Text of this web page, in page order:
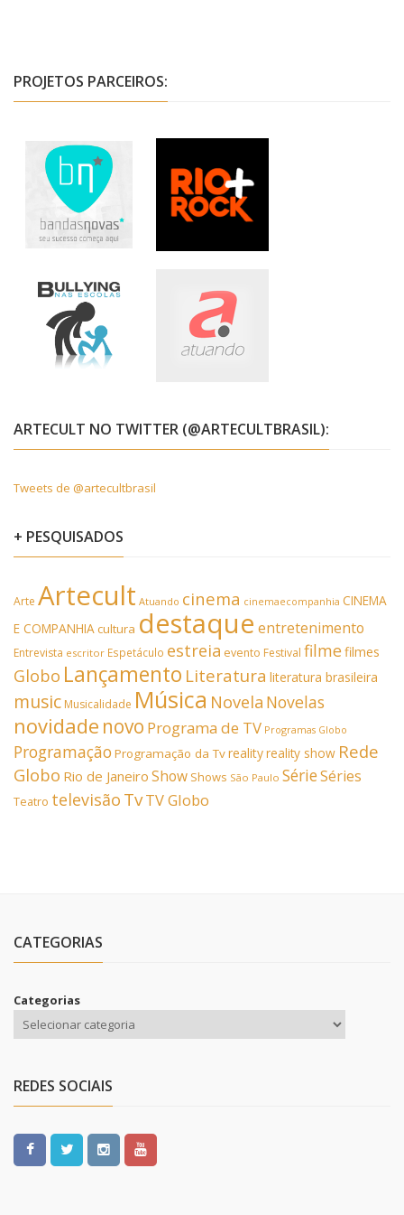
PROJETOS PARCEIROS:
ARTECULT NO TWITTER (@ARTECULTBRASIL):
Tweets de @artecultbrasil
+ PESQUISADOS
Arte Artecult Atuando cinema cinemaecompanhia CINEMA
E COMPANHIAcultura destaque entretenimento
Entrevista escritor Espetáculo estreia evento Festival filmefilmes
Globo Lançamento Literatura literatura brasileira
music Musicalidade Música Novela Novelas
novidade novo Programa de TV Programas Globo
Programação Programação da Tvrealityreality show Rede
Globo Rio de Janeiro Show Shows São Paulo SérieSéries
Teatro televisão TvTV Globo
CATEGORIAS
Categorias
REDES SOCIAIS